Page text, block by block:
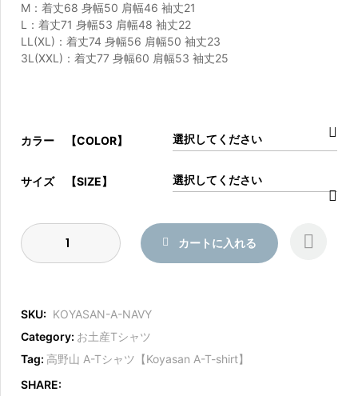
M：着丈68 身幅50 肩幅46 袖丈21
L：着丈71 身幅53 肩幅48 袖丈22
LL(XL)：着丈74 身幅56 肩幅50 袖丈23
3L(XXL)：着丈77 身幅60 肩幅53 袖丈25
カラー 【COLOR】
サイズ 【SIZE】
カートに入れる
SKU: KOYASAN-A-NAVY
Category: お土産Tシャツ
Tag: 高野山 A-Tシャツ【Koyasan A-T-shirt】
SHARE: